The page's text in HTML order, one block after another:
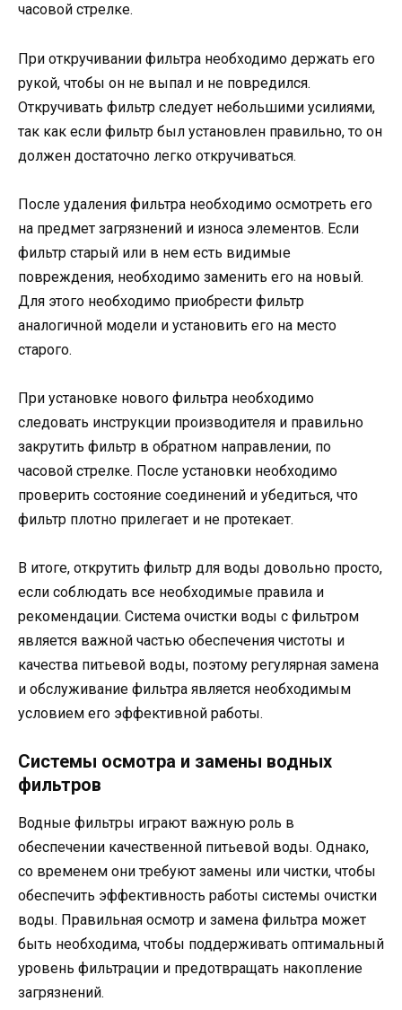
часовой стрелке.
При откручивании фильтра необходимо держать его
рукой, чтобы он не выпал и не повредился.
Откручивать фильтр следует небольшими усилиями,
так как если фильтр был установлен правильно, то он
должен достаточно легко откручиваться.
После удаления фильтра необходимо осмотреть его
на предмет загрязнений и износа элементов. Если
фильтр старый или в нем есть видимые
повреждения, необходимо заменить его на новый.
Для этого необходимо приобрести фильтр
аналогичной модели и установить его на место
старого.
При установке нового фильтра необходимо
следовать инструкции производителя и правильно
закрутить фильтр в обратном направлении, по
часовой стрелке. После установки необходимо
проверить состояние соединений и убедиться, что
фильтр плотно прилегает и не протекает.
В итоге, открутить фильтр для воды довольно просто,
если соблюдать все необходимые правила и
рекомендации. Система очистки воды с фильтром
является важной частью обеспечения чистоты и
качества питьевой воды, поэтому регулярная замена
и обслуживание фильтра является необходимым
условием его эффективной работы.
Системы осмотра и замены водных
фильтров
Водные фильтры играют важную роль в
обеспечении качественной питьевой воды. Однако,
со временем они требуют замены или чистки, чтобы
обеспечить эффективность работы системы очистки
воды. Правильная осмотр и замена фильтра может
быть необходима, чтобы поддерживать оптимальный
уровень фильтрации и предотвращать накопление
загрязнений.